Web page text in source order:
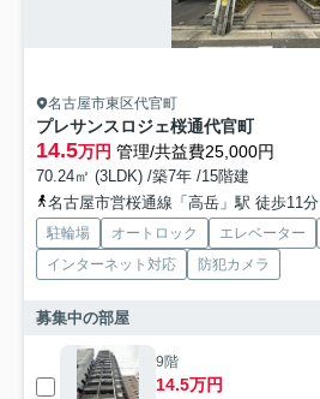
名古屋市東区代官町
プレサンスロジェ桜通代官町
14.5万円 管理/共益費25,000円
70.24㎡ (3LDK) /築7年 /15階建
名古屋市営桜通線「高岳」駅 徒歩11分
駐輪場 オートロック エレベーター
インターネット対応
防犯カメラ
募集中の部屋
9階
14.5万円